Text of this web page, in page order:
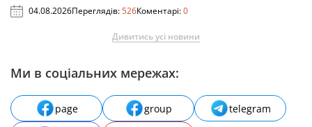
04.08.2026Переглядів:526Коментарі:0
Дивитись усі новини
Ми в соціальних мережах:
page group
telegram